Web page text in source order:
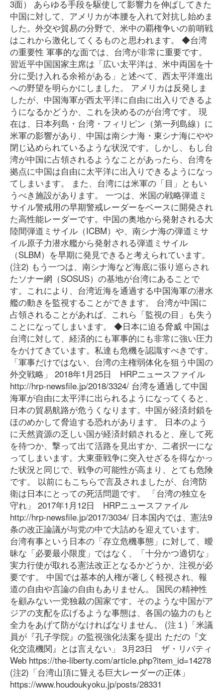
3面） あらゆる手段を駆使して影響力を伸ばしてきた
中国に対して、アメリカが本腰を入れて対抗し始めま
した。外交や貿易の分野で、米中の覇権争いの前哨戦
はこれから激化してくるものと思われます。 ◆台湾
の重要性 軍事的な面では、台湾が非常に重要です。
習近平中国国家主席は「広い太平洋は、米中両国を十
分に受け入れる余裕がある」と述べて、西太平洋進出
への野望を明らかにしました。 アメリカは反発しま
したが、中国海軍が西太平洋に自由に出入りできるよ
うになるかどうか、これを決めるのが台湾です。 現
在は、日本列島・台湾・フィリピン（第一列島線）に
米軍の影響があり、中国は南シナ海・東シナ海にやや
閉じ込められているような状況です。しかし、もし台
湾が中国に占領されるようなことがあったら、台湾を
拠点に中国は自由に太平洋に出入りできるようになっ
てしまいます。 また、台湾には米軍の「目」ともい
うべき施設があります。 一つは、米国の戦略弾道ミ
サイル警戒用の早期警戒レーダーをベースに開発され
た高性能レーダーです。中国の奥地から発射される大
陸間弾道ミサイル（ICBM）や、南シナ海の弾道ミサ
イル原子力潜水艦から発射される弾道ミサイル
（SLBM）を早期に発見できると考えられています。
(注2) もう一つは、南シナ海など海底に張り巡らされ
たソナー網（SOSUS）の基地が台湾にあることで
す。これにより、台湾近海を通過する中国海軍の潜水
艦の動きを監視することができます。 台湾が中国に
占領されることがあれば、これら「監視の目」も失う
ことになってしまいます。 ◆日本に迫る脅威 中国は
台湾に対して、経済的にも軍事的にも非常に強い圧力
をかけてきています。私達も危機を認識すべきです。
「軍事だけではない、台湾の主権弱体化を狙う中国の
外交戦略」 2018年1月25日 HRPニュースファイル
http://hrp-newsfile.jp/2018/3324/ 台湾を通過して中国
海軍が自由に太平洋に出られるようになってくると、
日本の貿易航路が危うくなります。中国が経済封鎖を
ほのめかして脅迫する恐れがあります。 日本のよう
に天然資源の乏しい国が経済封鎖されると、座して死
を待つか、撃って出て活路を見出すか、二者択一にな
ってしまいます。大東亜戦争に突入せざるを得なかっ
た状況と同じで、戦争の可能性が高まり、とても危険
です。 以前にもこちらで言及されましたが、台湾防
衛は日本にとっての死活問題です。 「台湾の独立を
守れ」 2017年1月12日 HRPニュースファイル
http://hrp-newsfile.jp/2017/3034/ 日本国内では、憲法9
条の改正論議が与党の中で大詰めを迎えています。
台湾有事という日本の「存立危機事態」に対して、曖
昧な「必要最小限度」ではなく、「十分かつ適切な」
実力行使が取れる憲法改正となるかどうか、注視が必
要です。 中国では基本的人権が著しく軽視され、報
道の自由や言論の自由もありません。 国民の精神性
を顧みない一党独裁の国家です。そのような中国がア
ジアの支配を広げるような事態は、各国の協力のもと
全力をあげて防がなければなりません。 (注１)「米議
員が『孔子学院』の監視強化法案を提出 ただの『文
化交流機関』とは言えない」 3月23日 ザ・リバティ
Web https://the-liberty.com/article.php?item_id=14278
(注2)「台湾山頂に聳える巨大レーダーの正体」
https://www.houdoukyoku.jp/posts/28331